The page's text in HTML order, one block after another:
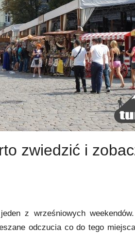
zwiedzić i
z wrześniowych
odczucia co do tego